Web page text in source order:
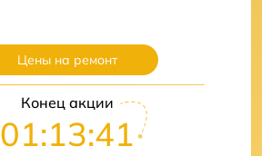
Цены на ремонт
Конец акции
01:13:41